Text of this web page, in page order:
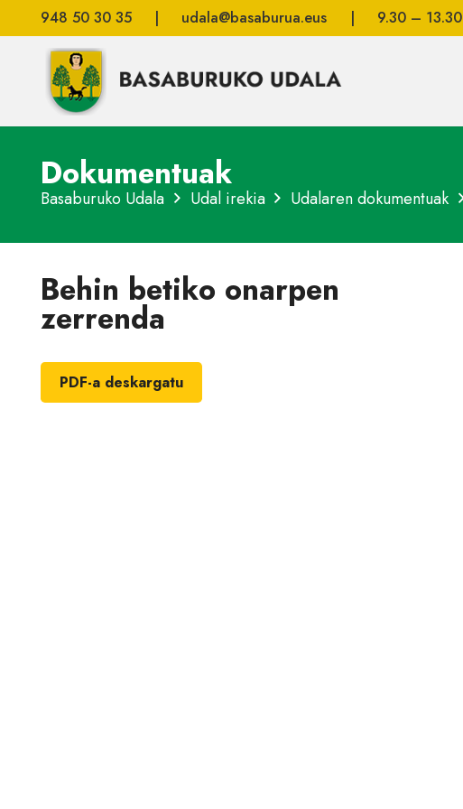
948 50 30 35 | udala@basaburua.eus | 9.30 – 13.30
Dokumentuak
Basaburuko Udala Udal irekia Udalaren dokumentuak
Behin betiko onarpen
zerrenda
PDF-a deskargatu